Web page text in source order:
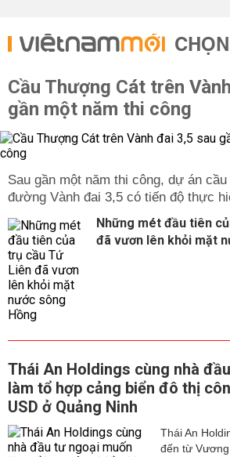
CHỌN
Cầu Thượng Cát trên
gần một năm thi công
Sau gần một năm thi công, dự án
đường Vành đai 3,5 có tiến độ thực
Những mét đầu tiên
đã vươn lên khỏi mặt
Thái An Holdings cùng nhà
làm tổ hợp cảng biển đô thị
USD ở Quảng Ninh
Thái An
đến từ